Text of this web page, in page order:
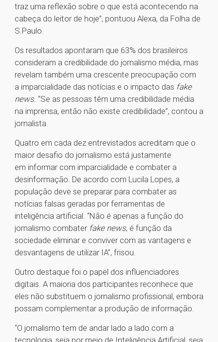
traz uma reflexão sobre o que está acontecendo na
cabeça do leitor de hoje”, pontuou Alexa, da Folha de
S.Paulo.
Os resultados apontaram que 63% dos brasileiros
consideram a credibilidade do jornalismo média, mas
revelam também uma crescente preocupação com
a imparcialidade das notícias e o impacto das fake
news. “Se as pessoas têm uma credibilidade média
na imprensa, então não existe credibilidade”, contou a
jornalista.
Quatro em cada dez entrevistados acreditam que o
maior desafio do jornalismo está justamente
em informar com imparcialidade e combater a
desinformação. De acordo com Lucila Lopes, a
população deve se preparar para combater as
notícias falsas geradas por ferramentas de
inteligência artificial. “Não é apenas a função do
jornalismo combater fake news, é função da
sociedade eliminar e conviver com as vantagens e
desvantagens de utilizar IA”, frisou.
Outro destaque foi o papel dos influenciadores
digitais. A maioria dos participantes reconhece que
eles não substituem o jornalismo profissional, embora
possam complementar a produção de informação.
“O jornalismo tem de andar lado a lado com a